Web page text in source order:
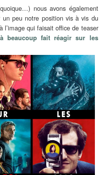
nous avons également
un peu notre position vis à vis du
l’image qui faisait office de teaser
à beaucoup fait réagir sur les